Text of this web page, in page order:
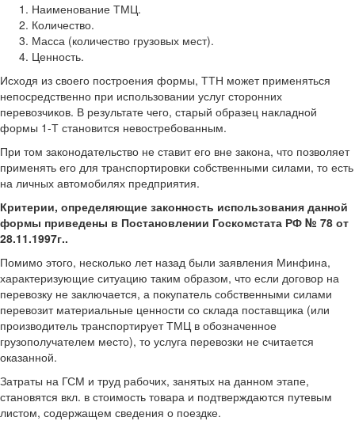
Наименование ТМЦ.
Количество.
Масса (количество грузовых мест).
Ценность.
Исходя из своего построения формы, ТТН может применяться
непосредственно при использовании услуг сторонних
перевозчиков. В результате чего, старый образец накладной
формы 1-Т становится невостребованным.
При том законодательство не ставит его вне закона, что позволяет
применять его для транспортировки собственными силами, то есть
на личных автомобилях предприятия.
Критерии, определяющие законность использования данной
формы приведены в Постановлении Госкомстата РФ № 78 от
28.11.1997г..
Помимо этого, несколько лет назад были заявления Минфина,
характеризующие ситуацию таким образом, что если договор на
перевозку не заключается, а покупатель собственными силами
перевозит материальные ценности со склада поставщика (или
производитель транспортирует ТМЦ в обозначенное
грузополучателем место), то услуга перевозки не считается
оказанной.
Затраты на ГСМ и труд рабочих, занятых на данном этапе,
становятся вкл. в стоимость товара и подтверждаются путевым
листом, содержащем сведения о поездке.